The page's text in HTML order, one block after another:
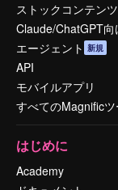
ストックコンテンツ
Claude/ChatGPT向
エージェント 新規
API
モバイルアプリ
すべてのMagnific
はじめに
Academy